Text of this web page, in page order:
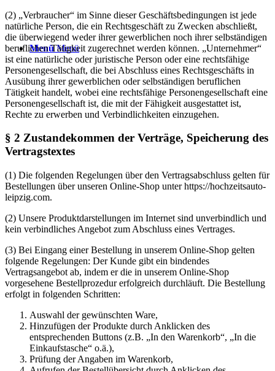
Menü Menü
(2) „Verbraucher“ im Sinne dieser Geschäftsbedingungen ist jede
natürliche Person, die ein Rechtsgeschäft zu Zwecken abschließt,
die überwiegend weder ihrer gewerblichen noch ihrer selbständigen
beruflichen Tätigkeit zugerechnet werden können. „Unternehmer“
ist eine natürliche oder juristische Person oder eine rechtsfähige
Personengesellschaft, die bei Abschluss eines Rechtsgeschäfts in
Ausübung ihrer gewerblichen oder selbständigen beruflichen
Tätigkeit handelt, wobei eine rechtsfähige Personengesellschaft eine
Personengesellschaft ist, die mit der Fähigkeit ausgestattet ist,
Rechte zu erwerben und Verbindlichkeiten einzugehen.
§ 2 Zustandekommen der Verträge, Speicherung des
Vertragstextes
(1) Die folgenden Regelungen über den Vertragsabschluss gelten für
Bestellungen über unseren Online-Shop unter https://hochzeitsauto-
leipzig.com.
(2) Unsere Produktdarstellungen im Internet sind unverbindlich und
kein verbindliches Angebot zum Abschluss eines Vertrages.
(3) Bei Eingang einer Bestellung in unserem Online-Shop gelten
folgende Regelungen: Der Kunde gibt ein bindendes
Vertragsangebot ab, indem er die in unserem Online-Shop
vorgesehene Bestellprozedur erfolgreich durchläuft. Die Bestellung
erfolgt in folgenden Schritten:
Auswahl der gewünschten Ware,
Hinzufügen der Produkte durch Anklicken des
entsprechenden Buttons (z.B. „In den Warenkorb“, „In die
Einkaufstasche“ o.ä.),
Prüfung der Angaben im Warenkorb,